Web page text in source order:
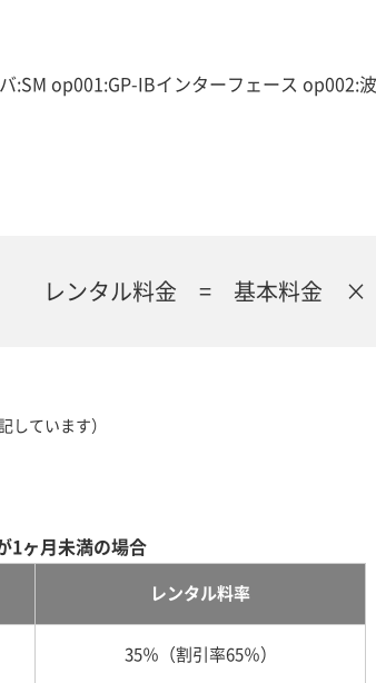
:SM op001:GP-IBインターフェース
レンタル料金 = 基本料金 ×
しています）
1ヶ月未満の場合
レンタル料率
35％（割引率65％）